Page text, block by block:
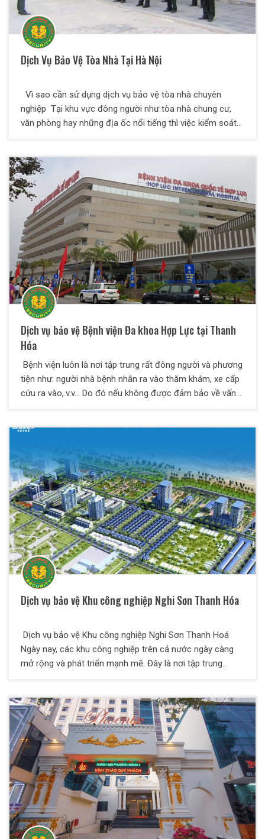
Dịch Vụ Bảo Vệ Tòa Nhà Tại Hà Nội
Vì sao cần sử dụng dịch vụ bảo vệ tòa nhà chuyên
nghiệp Tại khu vực đông người như tòa nhà chung cư,
văn phòng hay những địa ốc nổi tiếng thì việc kiểm soát
tuyệt đối , khách hàng sẽ hoàn toàn yên tâm khi lưu trú ,
làm việc hay sử dụng dịch vụ tại khu vực đó
Dịch vụ bảo vệ Bệnh viện Đa khoa Hợp Lực tại Thanh
Hóa
Bệnh viện luôn là nơi tập trung rất đông người và phương
tiện như: người nhà bệnh nhân ra vào thăm khám, xe cấp
cứu ra vào,.v.v… Do đó nếu không được đảm bảo về vấn
định sử dụng dịch vụ bảo vệ bệnh viện chuyên nghiệp.
đã và đang làm tốt công tác bảo vệ an ninh cho tất cả
các mục tiêu, với sự hài lòng của khách hàng là chính.
Dịch vụ bảo vệ Khu công nghiệp Nghi Sơn Thanh Hóa
Dịch vụ bảo vệ Khu công nghiệp Nghi Sơn Thanh Hoá
Ngày nay, các khu công nghiệp trên cả nước ngày càng
mở rộng và phát triển mạnh mẽ. Đây là nơi tập trung
công nghiệp cũng được chú trọng hơn để đảm bảo cho
các doanh nghiệp an tâm kinh doanh sản xuất. Công ty
TNHH Dịch vụ bảo vệ Thiên Long Hoàng đã và đang thực
hiện bảo vệ mục tiêu Khu công nghiệp an toàn và hiệu
quả